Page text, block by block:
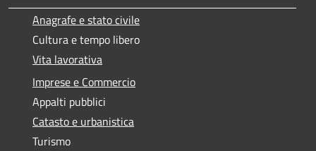
Anagrafe e stato civile
Cultura e tempo libero
Vita lavorativa
Imprese e Commercio
Appalti pubblici
Catasto e urbanistica
Turismo